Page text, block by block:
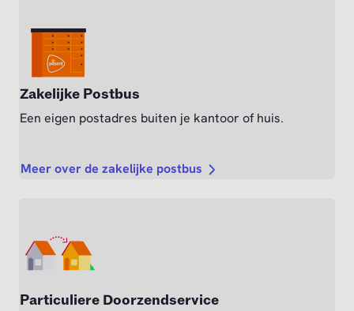
Zakelijke Postbus
Een eigen postadres buiten je kantoor of huis.
Meer over de zakelijke postbus
Particuliere Doorzendservice